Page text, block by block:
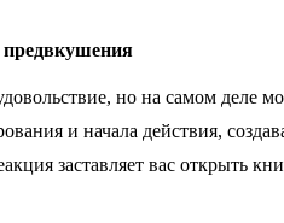
предвкушения
но на самом деле
и начала действия,
заставляет вас открыть